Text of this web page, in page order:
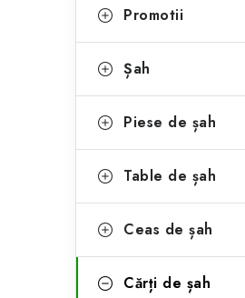
a
ă
l
t
e
peste
categorii
a
e
o
i
Promotii
Șah
Piese de șah
Table de șah
Ceas de șah
Cărți de șah